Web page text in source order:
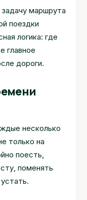
маршрута
поездки
логика: где
главное
дороги.
несколько
только на
поесть,
поменять